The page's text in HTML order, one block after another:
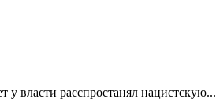
власти расспростанял нацистскую...